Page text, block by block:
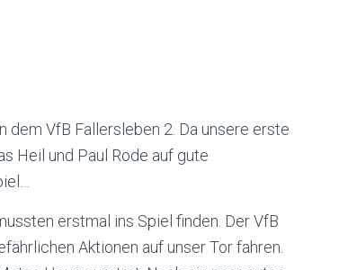
VfB Fallersleben 2. Da unsere erste
Heil und Paul Rode auf gute
erstmal ins Spiel finden. Der VfB
Aktionen auf unser Tor fahren.